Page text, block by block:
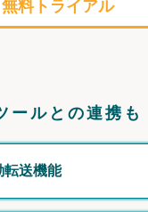
無料トライアル
ールとの連携も
転送機能